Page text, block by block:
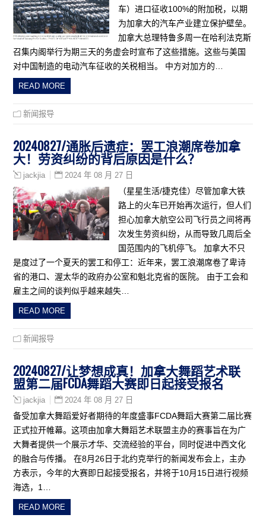
车）进口征收100%的附加税，以期
为加拿大的汽车产业建立保护壁垒。
加拿大总理特鲁多周一在哈利法克斯
召集内阁举行为期三天的务虚会时宣布了这些措施。这些与美国
对中国制造的电动汽车征收的关税相当。 中方对加方的…
READ MORE
新闻报导
20240827/通胀后遗症：罢工浪潮席卷加拿
大！劳资纠纷的背后原因是什么？
jackjia 2024 年 08 月 27 日
（星星生活/捷克佳）尽管加拿大铁
路上的火车已开始再次运行，但人们
担心加拿大航空公司飞行员之间将再
次发生劳资纠纷，从而导致几周后全
国范围内的飞机停飞。 加拿大不只
是度过了一个夏天的罢工和停工：近年来，罢工浪潮席卷了卑诗
省的港口、渥太华的政府办公室和魁北克省的医院。 由于工会和
雇主之间的谈判似乎越来越失…
READ MORE
新闻报导
20240827/让梦想成真！加拿大舞蹈艺术联
盟第二届FCDA舞蹈大赛即日起接受报名
jackjia 2024 年 08 月 27 日
备受加拿大舞蹈爱好者期待的年度盛事FCDA舞蹈大赛第二届比赛
正式拉开帷幕。这项由加拿大舞蹈艺术联盟主办的赛事旨在为广
大舞者提供一个展示才华、交流经验的平台，同时促进中西文化
的融合与传播。 在8月26日于北约克举行的新闻发布会上，主办
方表示，今年的大赛即日起接受报名，并将于10月15日进行视频
海选，1…
READ MORE